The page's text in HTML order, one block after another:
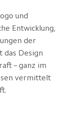
und
Entwicklung,
der
das Design
– ganz im
vermittelt